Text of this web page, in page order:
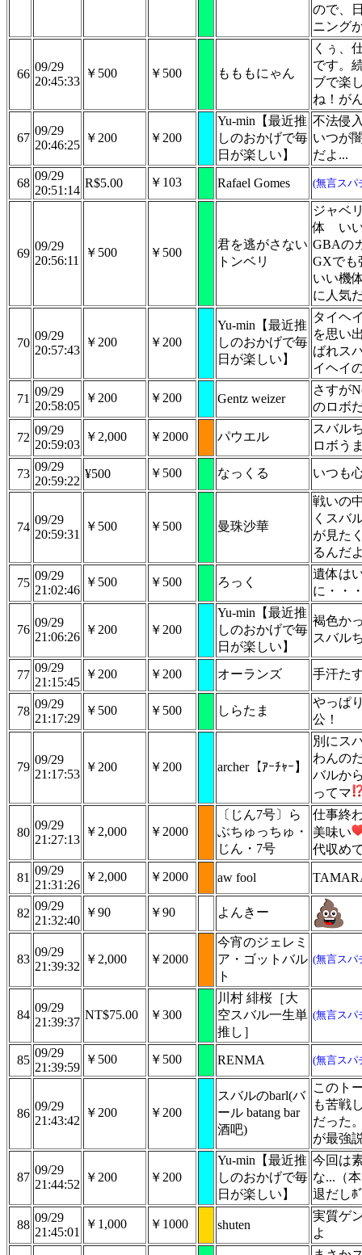
ので、
ニング
66
09/29
20:45:33
￥500 ￥500 もももにゃん
くぅ、
です。
ブで楽
ね！が
67
09/29
20:46:25
￥200 ￥200
Yu-min【最近推
しのおかげで毎
日が楽しい】
不法侵
いつが
だよ...
68
09/29
20:51:14
R$5.00 ￥103 Rafael Gomes (無言スパ
69
09/29
20:56:11
￥500 ￥500
君を逃がさない
トンベリ
ジャベ
体 い
GBAの
GXでも
いい機
に人気
70
09/29
20:57:43
￥200 ￥200
Yu-min【最近推
しのおかげで毎
日が楽しい】
タイヘ
を思い
ばれス
イヘイ
71
09/29
20:58:05
￥200 ￥200 Gentz weizer
さすが
のロボ
72
09/29
20:59:03
￥2,000 ￥2000 パウエル
スバル
ロボう
73
09/29
20:59:22
¥500 ￥500 なっくる いつも
74
09/29
20:59:31
￥500 ￥500 曼珠沙華
戦いの
くスバ
が見た
るんだ
75
09/29
21:02:46
￥500 ￥500 ろっく
遺体は
に・・
76
09/29
21:06:26
￥200 ￥200
Yu-min【最近推
しのおかげで毎
日が楽しい】
褐色か
スバル
77
09/29
21:15:45
￥200 ￥200 オーランズ 手汗た
78
09/29
21:17:29
￥500 ￥500 しらたま
やっぱ
公！
79
09/29
21:17:53
￥200 ￥200 archer【ｱｰﾁｬｰ】
別にス
わんの
バルか
ってマ
80
09/29
21:27:13
￥2,000 ￥2000
〔じん7号〕ら
ぶちゅっちゅ・
じん・7号
仕事終
美味い
代収め
81
09/29
21:31:26
￥2,000 ￥2000 aw fool
82
09/29
21:32:40
￥90 ￥90 よんきー
83
09/29
21:39:32
￥2,000 ￥2000
今宵のジェレミ
ア・ゴットバル
ト
(無言スパ
84
09/29
21:39:37
NT$75.00 ￥300
川村 緋桜［大
空スバル一生単
推し］
(無言スパ
85
09/29
21:39:59
￥500 ￥500 RENMA (無言スパ
86
09/29
21:43:42
￥200 ￥200
スバルのbarl(バ
ール batang bar
酒吧)
このト
も苦戦
だった
が最強
87
09/29
21:44:52
￥200 ￥200
Yu-min【最近推
しのおかげで毎
日が楽しい】
今回は
な...（
退だしﾎ
88
09/29
21:45:01
￥1,000 ￥1000 shuten
実質ゲ
よ